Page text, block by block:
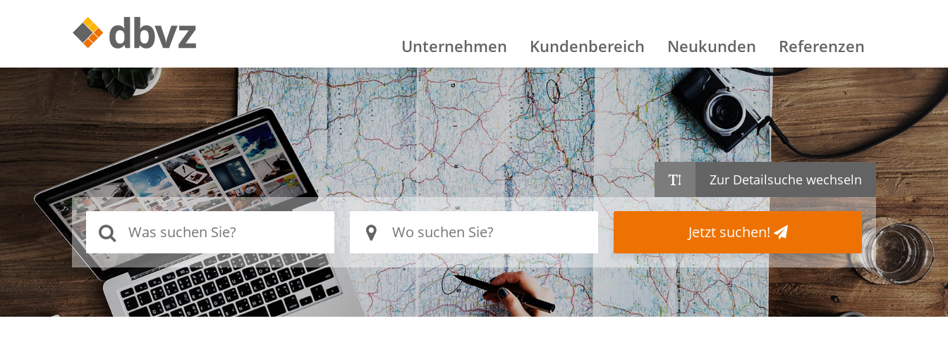
Unternehmen Kundenbereich Neukunden Referenzen
Zur Detailsuche wechseln
Jetzt suchen!